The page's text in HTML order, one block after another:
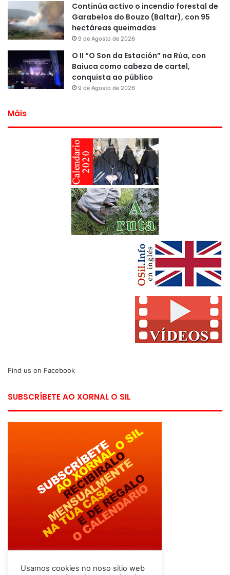
Continúa activo o incendio forestal de
Garabelos do Bouzo (Baltar), con 95
hectáreas queimadas
9 de Agosto de 2026
O II “O Son da Estación” na Rúa, con
Baiuca como cabeza de cartel,
conquista ao público
9 de Agosto de 2026
Máis
Find us on Facebook
SUBSCRÍBETE AO XORNAL O SIL
Usamos cookies no noso sitio web